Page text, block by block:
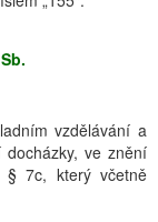
vzdělávání a
docházky, ve znění
7c, který včetně